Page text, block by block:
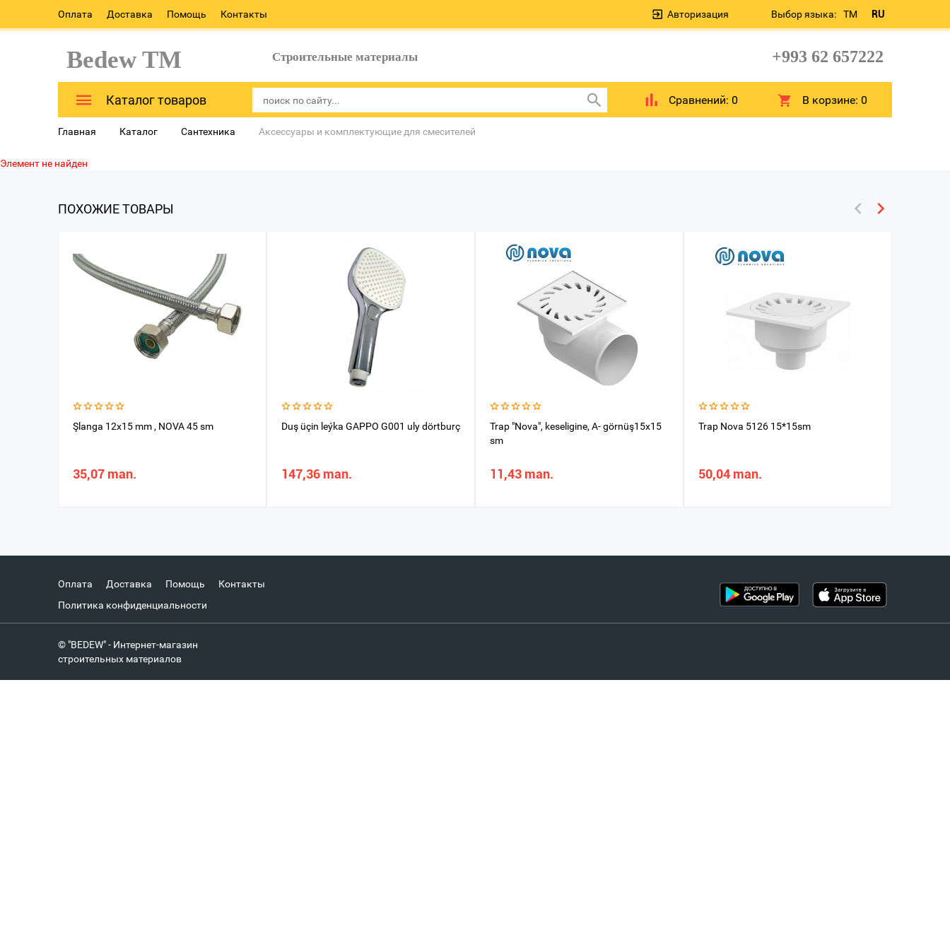
Оплата Доставка Помощь Контакты Выбор языка: TM RU
Авторизация
Bedew TM Строительные материалы +993 62 657222
Каталог товаров Сравнений: 0 В корзине:0
Главная Каталог Сантехника Аксессуары и комплектующие для смесителей
Элемент не найден
ПОХОЖИЕ ТОВАРЫ
Şlanga 12x15 mm , NOVA 45 sm
35,07 man.
Duş üçin leýka GAPPO G001 uly dörtburç
147,36 man.
Trap "Nova", keseligine, A- görnüş15x15
sm
11,43 man.
Trap Nova 5126 15*15sm
50,04 man.
Оплата Доставка Помощь
Контакты
Политика конфиденциальности
© "BEDEW" - Интернет-магазин
строительных материалов